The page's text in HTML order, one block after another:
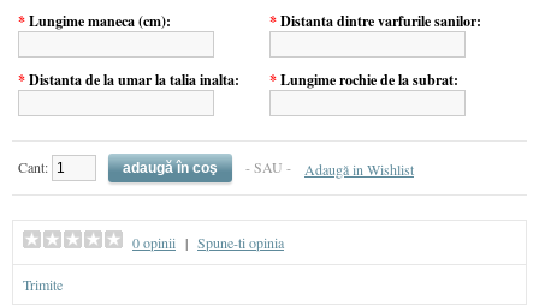
*Lungime maneca (cm): *Distanta dintre varfurile sanilor:
*Distanta de la umar la talia inalta: *Lungime rochie de la subrat:
Cant: - SAU - Adaugă in Wishlist
0 opinii | Spune-ti opinia
Trimite